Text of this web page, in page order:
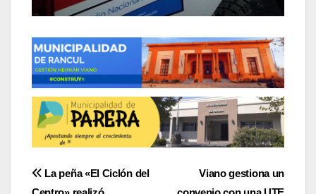
Navegación
Viano gestiona un
La peña «El Ciclón del